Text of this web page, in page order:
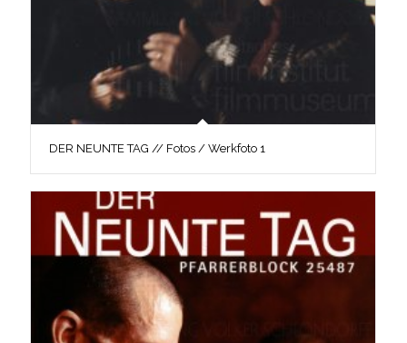
DER NEUNTE TAG // Fotos / Werkfoto 1